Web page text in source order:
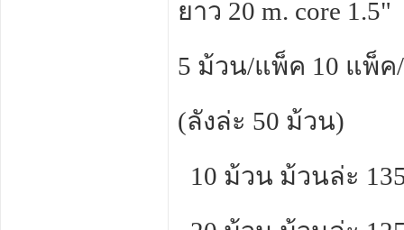
ยาว 20 m. core 1.5"
5 ม้วน/แพ็ค 10 แพ็ค
(ลังล่ะ 50 ม้วน)
10 ม้วน ม้วนล่ะ